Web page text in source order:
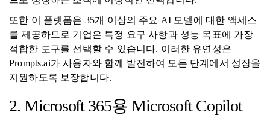
또한 이 플랫폼은 35개 이상의 주요 AI 모델에 대한 액세스
를 제공하므로 기업은 특정 요구 사항과 성능 목표에 가장
적합한 도구를 선택할 수 있습니다. 이러한 유연성은
Prompts.ai가 사용자와 함께 발전하여 모든 단계에서 성장을
지원하도록 보장합니다.
2. Microsoft 365용 Microsoft Copilot